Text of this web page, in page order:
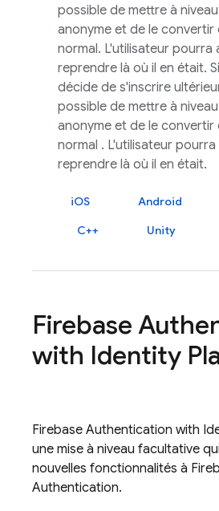
possible de mettre à
anonyme et de le convertir
normal. L'utilisateur pourra
reprendre là où il en était.
décide de s'inscrire
possible de mettre à
anonyme et de le convertir
normal . L'utilisateur pourra
reprendre là où il en était.
iOS Android
C++
Unity
Firebase
with Identity
Firebase Authentication with
une mise à niveau facultative
nouvelles fonctionnalités à
Authentication.